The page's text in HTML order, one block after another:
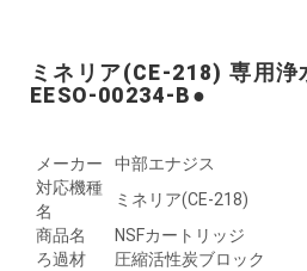
ミネリア(CE-218) 専用浄
EESO-00234-B●
メーカー
中部エナジス
対応機種
名
ミネリア(CE-218)
商品名
NSFカートリッジ
ろ過材
圧縮活性炭ブロック